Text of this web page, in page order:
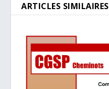
ARTICLES SIMILAIRES